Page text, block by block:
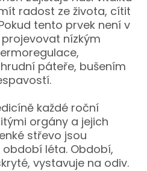
O
radost ze života, cítit
tento prvek není v
nízkým
páteře, bušením
každé roční
orgány a jejich
střevo jsou
léta. Období,
vystavuje na odiv.